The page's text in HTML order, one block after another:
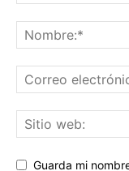
Guarda mi